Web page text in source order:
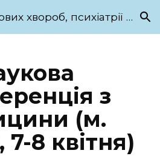
Skip to navigation
Кафедра Нервових хвороб, психіатрії та медичної психології ім. С.М. Савенка
з
(м.
7-8 квітня)